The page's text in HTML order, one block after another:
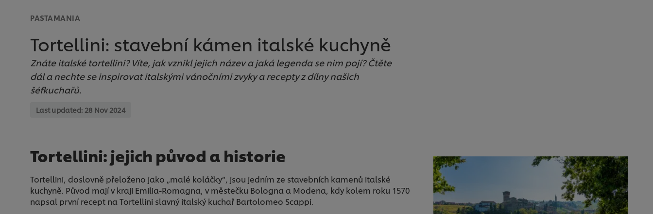
PASTAMANIA
Tortellini: stavební kámen italské kuchyně
Znáte italské tortellini? Víte, jak vznikl jejich název a jaká legenda se nim pojí? Čtěte
dál a nechte se inspirovat italskými vánočními zvyky a recepty z dílny našich
šéfkuchařů.
Last updated: 28 Nov 2024
Tortellini: jejich původ a historie
Tortellini, doslovně přeloženo jako „malé koláčky“, jsou jedním ze stavebních kamenů italské
kuchyně. Původ mají v kraji Emilia-Romagna, v městečku Bologna a Modena, kdy kolem roku 1570
napsal první recept na Tortellini slavný italský kuchař Bartolomeo Scappi.